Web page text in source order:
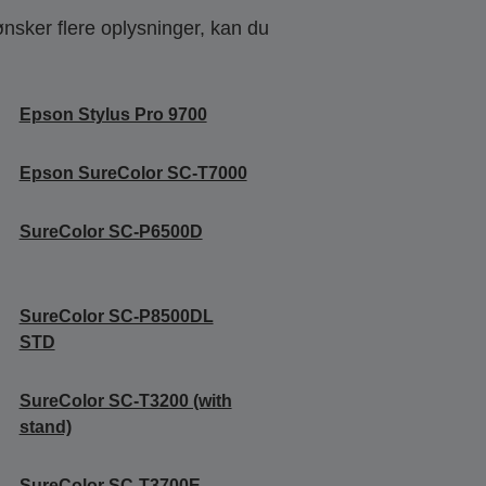
flere oplysninger, kan du
Epson Stylus Pro 9700
Epson SureColor SC-T7000
SureColor SC-P6500D
SureColor SC-P8500DL
STD
SureColor SC-T3200 (with
stand)